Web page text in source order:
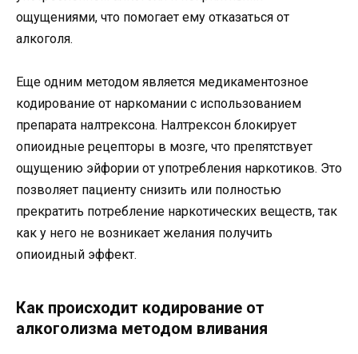
ощущениями, что помогает ему отказаться от
алкоголя.
Еще одним методом является медикаментозное
кодирование от наркомании с использованием
препарата налтрексона. Налтрексон блокирует
опиоидные рецепторы в мозге, что препятствует
ощущению эйфории от употребления наркотиков. Это
позволяет пациенту снизить или полностью
прекратить потребление наркотических веществ, так
как у него не возникает желания получить
опиоидный эффект.
Как происходит кодирование от
алкоголизма методом вливания